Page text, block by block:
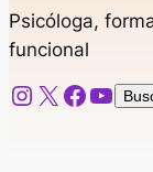
Psicóloga,
funcional
Instagram
X